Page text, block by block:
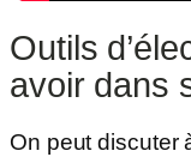
Outils
avoir dans
On peut discuter